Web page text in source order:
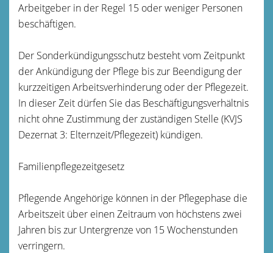
Arbeitgeber in der Regel 15 oder weniger Personen
beschäftigen.
Der Sonderkündigungsschutz besteht vom Zeitpunkt
der Ankündigung der Pflege bis zur Beendigung der
kurzzeitigen Arbeitsverhinderung oder der Pflegezeit.
In dieser Zeit dürfen Sie das Beschäftigungsverhältnis
nicht ohne Zustimmung der zuständigen Stelle (KVJS
Dezernat 3: Elternzeit/Pflegezeit) kündigen.
Familienpflegezeitgesetz
Pflegende Angehörige können in der Pflegephase die
Arbeitszeit über einen Zeitraum von höchstens zwei
Jahren bis zur Untergrenze von 15 Wochenstunden
verringern.